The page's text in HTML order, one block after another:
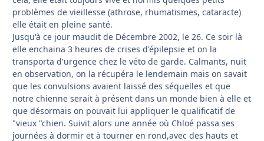
problèmes de vieillesse (athrose, rhumatismes, cataracte)
elle était en pleine santé.
Jusqu'à ce jour maudit de Décembre 2002, le 26. Ce soir là
elle enchaina 3 heures de crises d'épilepsie et on la
transporta d'urgence chez le véto de garde. Calmants, nuit
en observation, on la récupéra le lendemain mais on savait
que les convulsions avaient laissé des séquelles et que
notre chienne serait à présent dans un monde bien à elle et
que désormais on pouvait lui appliquer le qualificatif de
"vieux "chien. Suivit alors une année où Chloé passa ses
journées à dormir et à tourner en rond,avec des hauts et